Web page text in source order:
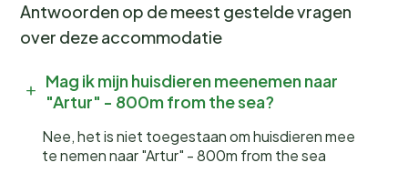
Antwoorden op de meest gestelde vragen
over deze accommodatie
Mag ik mijn huisdieren meenemen naar
"Artur" - 800m from the sea?
Nee, het is niet toegestaan om huisdieren mee
te nemen naar "Artur" - 800m from the sea